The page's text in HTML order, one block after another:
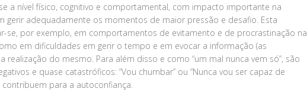
a nível físico, cognitivo e comportamental, com impacto importante na
gerir adequadamente os momentos de maior pressão e desafio. Esta
se, por exemplo, em comportamentos de evitamento e de procrastinação na
em dificuldades em gerir o tempo e em evocar a informação (as
realização do mesmo. Para além disso e como “um mal nunca vem só”, são
e quase catastróficos: “Vou chumbar” ou “Nunca vou ser capaz de
para a autoconfiança.